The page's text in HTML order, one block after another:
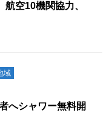
空10機関協力、
域
へシャワー無料開